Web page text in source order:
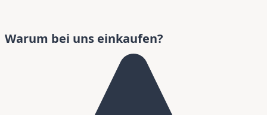
Warum bei uns einkaufen?